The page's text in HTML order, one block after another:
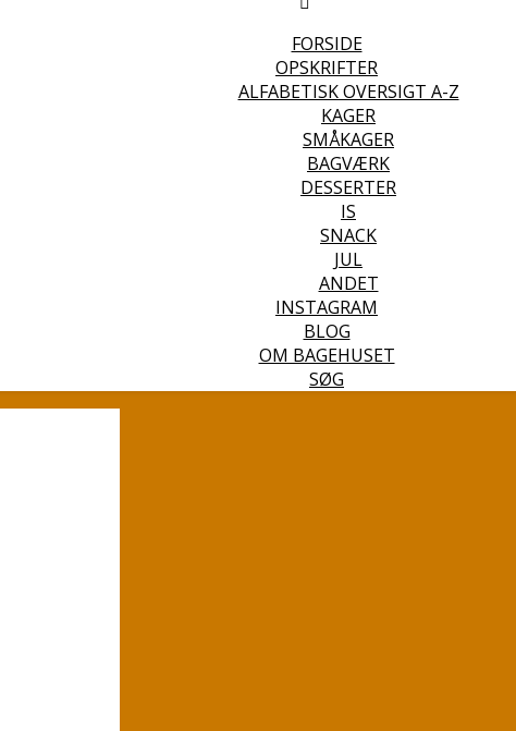
FORSIDE
OPSKRIFTER
ALFABETISK OVERSIGT A-Z
KAGER
SMÅKAGER
BAGVÆRK
DESSERTER
IS
SNACK
JUL
ANDET
INSTAGRAM
BLOG
OM BAGEHUSET
SØG